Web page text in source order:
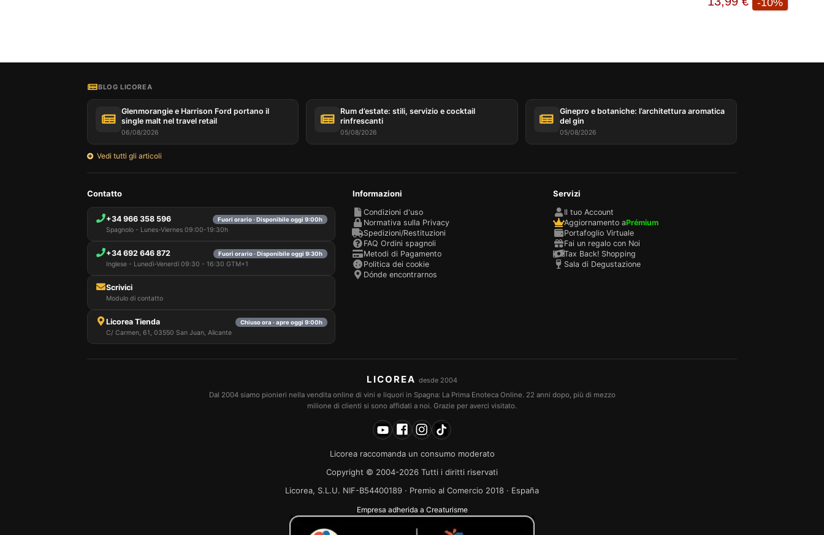
BLOG LICOREA
Glenmorangie e Harrison Ford portano il
single malt nel travel retail
06/08/2026
Rum d’estate: stili, servizio e cocktail
rinfrescanti
05/08/2026
Ginepro e botaniche: l’architettura aromatica
del gin
05/08/2026
Vedi tutti gli articoli
Contatto
+34 966 358 596 Fuori orario · Disponibile oggi 9:00h
Spagnolo - Lunes-Viernes 09:00-19:30h
+34 692 646 872 Fuori orario · Disponibile oggi 9:30h
Inglese - Lunedì-Venerdì 09:30 - 16:30 GTM+1
Scrivici
Modulo di contatto
Licorea Tienda Chiuso ora · apre oggi 9:00h
C/ Carmen, 61, 03550 San Juan, Alicante
Informazioni
Condizioni d'uso
Normativa sulla Privacy
Spedizioni/Restituzioni
FAQ Ordini spagnoli
Metodi di Pagamento
Politica dei cookie
Dónde encontrarnos
Servizi
Il tuo Account
Aggiornamento aPrémium
Portafoglio Virtuale
Fai un regalo con Noi
Tax Back! Shopping
Sala di Degustazione
LICOREA desde 2004
Dal 2004 siamo pionieri nella vendita online di vini e liquori in Spagna: La Prima Enoteca Online. 22 anni dopo, più di mezzo
milione di clienti si sono affidati a noi. Grazie per averci visitato.
Licorea raccomanda un consumo moderato
Copyright © 2004-2026 Tutti i diritti riservati
Licorea, S.L.U. NIF-B54400189 · Premio al Comercio 2018 · España
Empresa adherida a Creaturisme
queste tecnologie includono dati relativi al tuo account utente, che possono
mantenere la sicurezza, ricordare le scelte degli utenti, migliorare il nostro sito
e, infine, per scopi di marketing. Puoi rifiutare tutto il trattamento non
essenziale scegliendo di accettare solo i cookie necessari. Puoi
personalizzare la tua scelta e selezionare i cookie che ci permetti di utilizzare